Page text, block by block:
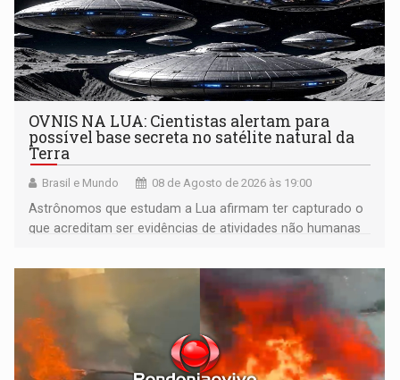
OVNIS NA LUA: Cientistas alertam para
possível base secreta no satélite natural da
Terra
Brasil e Mundo 08 de Agosto de 2026 às 19:00
Astrônomos que estudam a Lua afirmam ter capturado o
que acreditam ser evidências de atividades não humanas
órbita